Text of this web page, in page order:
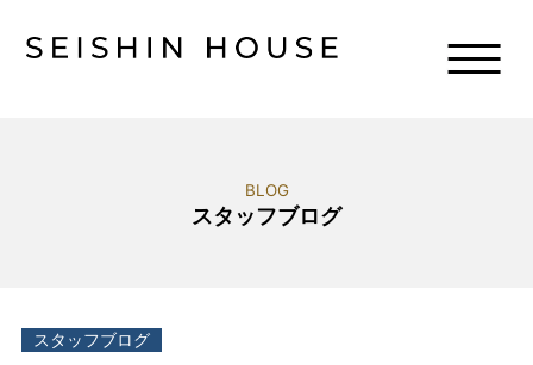
BLOG
スタッフブログ
スタッフブログ